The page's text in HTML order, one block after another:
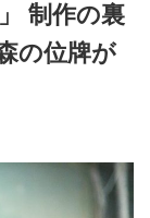
制作の裏
の位牌が